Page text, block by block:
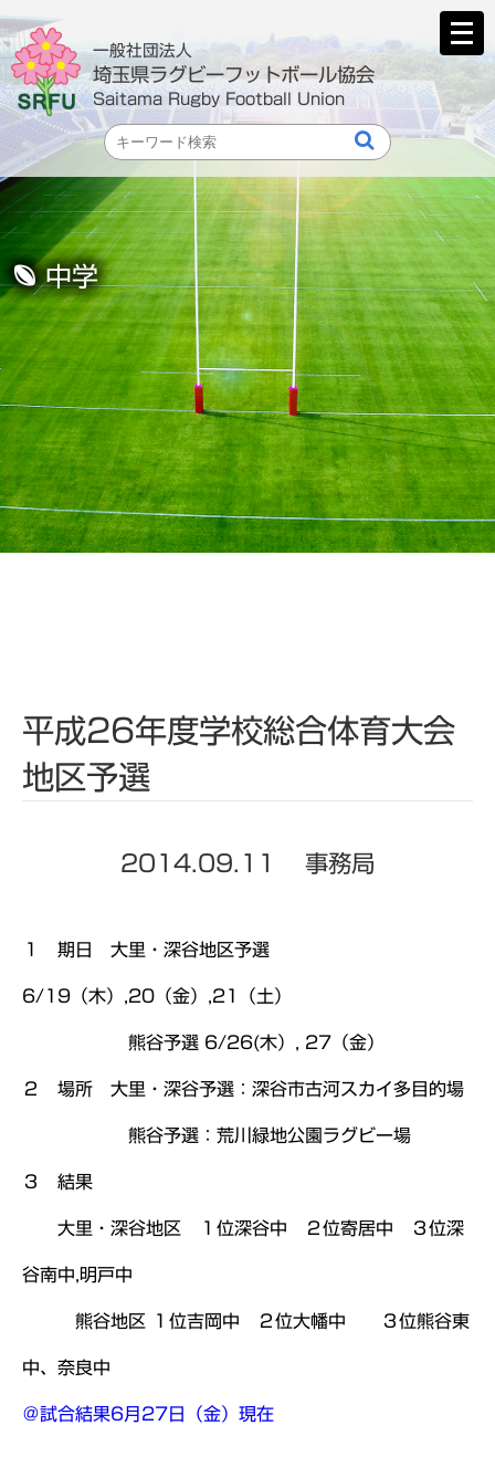
一般社団法人
埼玉県ラグビーフットボール協会
Saitama Rugby Football Union
メ
ニ
ー
を
開
中学
平成26年度学校総合体育大会
地区予選
2014.09.11 事務局
１ 期日 大里・深谷地区予選
6/19（木）,20（金）,21（土）
熊谷予選 6/26(木）, 27（金）
２ 場所 大里・深谷予選：深谷市古河スカイ多目的場
熊谷予選：荒川緑地公園ラグビー場
３ 結果
大里・深谷地区 １位深谷中 ２位寄居中 ３位深
谷南中,明戸中
熊谷地区 １位吉岡中 ２位大幡中 ３位熊谷東
中、奈良中
＠試合結果6月27日（金）現在